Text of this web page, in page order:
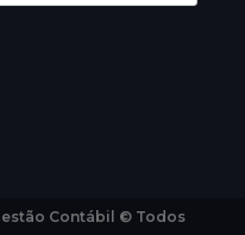
Contábil © Todos